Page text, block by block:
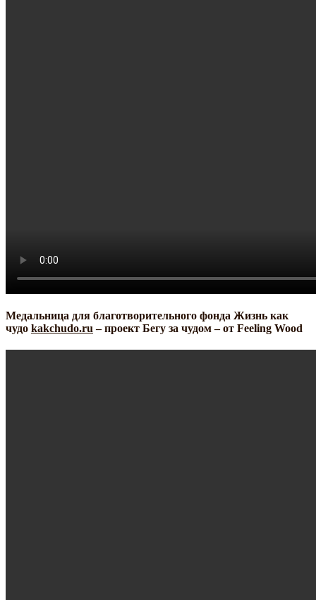
Медальница для благотворительного фонда Жизнь как
чудо kakchudo.ru – проект Бегу за чудом – от Feeling Wood